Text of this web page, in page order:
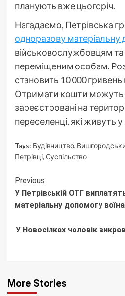
планують вже цьогоріч.
Нагадаємо, Петрівська
одноразову матеріальну
військовослужбовцям та
переміщеним особам.
становить 10 000
Отримати кошти можуть
зареєстровані на
переселенці, які живуть у
Tags: Будівництво,
Петрівці, Суспільство
Continue
Reading
Previous
У Петрівській ОТГ
матеріальну допомогу
У Новосілках чоловік
More Stories